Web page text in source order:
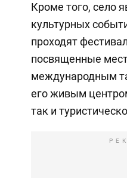
Кроме того, село
культурных
проходят
посвященные
международным
его живым
так и